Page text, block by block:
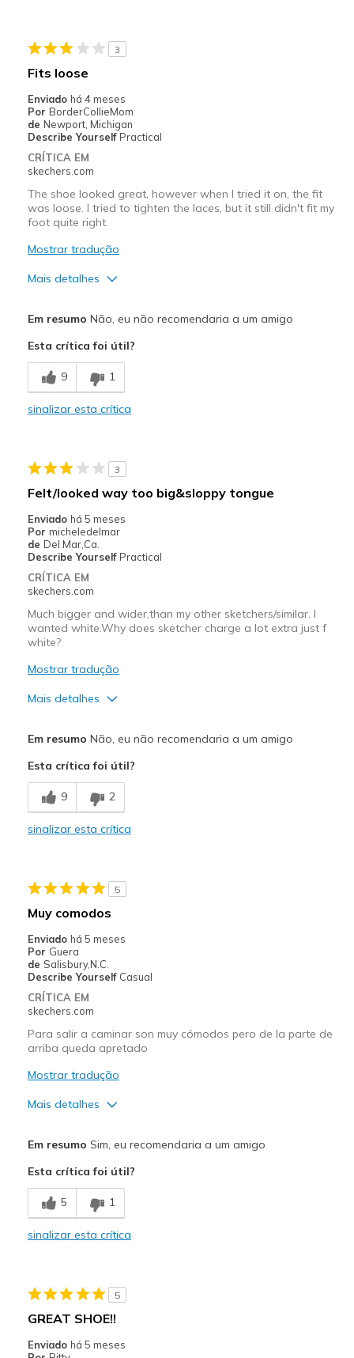
Width
Feels true to width
Sizing
Feels half size too small
View On Shoes
3
Fits loose
Enviado há 4 meses
Por BorderCollieMom
de Newport, Michigan
Describe Yourself Practical
CRÍTICA EM
skechers.com
The shoe looked great, however when I tried it on, the fit
was loose. I tried to tighten the laces, but it still didn't fit my
foot quite right.
Mostrar tradução
Mais detalhes
Melhores utilizações
Casual Wear
View On Shoes
I'm Into Shoes
Em resumo Não, eu não recomendaria a um amigo
Esta crítica foi útil?
9 1
sinalizar esta crítica
3
Felt/looked way too big&sloppy tongue
Enviado há 5 meses
Por micheledelmar
de Del Mar,Ca.
Describe Yourself Practical
CRÍTICA EM
skechers.com
Much bigger and wider,than my other sketchers/similar. I
wanted white.Why does sketcher charge a lot extra just f
white?
Mostrar tradução
Mais detalhes
Sizing
Feels half size too big
View On Shoes
I'm Into Shoes
Em resumo Não, eu não recomendaria a um amigo
Esta crítica foi útil?
9 2
sinalizar esta crítica
5
Muy comodos
Enviado há 5 meses
Por Guera
de Salisbury,N.C.
Describe Yourself Casual
CRÍTICA EM
skechers.com
Para salir a caminar son muy cómodos pero de la parte de
arriba queda apretado
Mostrar tradução
Mais detalhes
Contras
De la parte de arriba está muy estrecho
Feels true to width
Sizing
View On Shoes
Em resumo Sim, eu recomendaria a um amigo
Esta crítica foi útil?
5 1
sinalizar esta crítica
5
GREAT SHOE!!
Enviado há 5 meses